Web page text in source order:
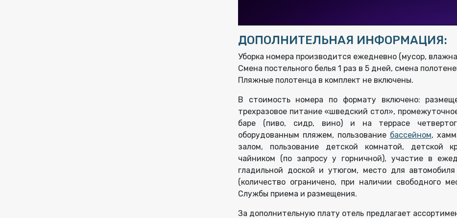
ДОПОЛНИТЕЛЬНАЯ ИНФОРМАЦИЯ:
Уборка номера производится ежедневно (мусор,
Смена постельного белья 1 раз в 5 дней, смена
Пляжные полотенца в комплект не включены.
В стоимость номера по формату включено:
трехразовое питание «шведский стол»,
баре (пиво, сидр, вино) и на террасе
оборудованным пляжем, пользование бассейном,
залом, пользование детской комнатой, детской
чайником (по запросу у горничной), участие в
гладильной доской и утюгом, место для
(количество ограничено, при наличии свободного
Службы приема и размещения.
За дополнительную плату отель предлагает